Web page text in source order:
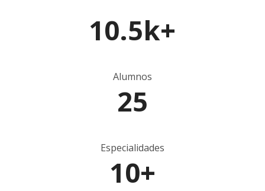
10.5k+
Alumnos
25
Especialidades
10+